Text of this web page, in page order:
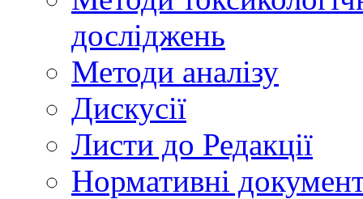
досліджень
Методи аналізу
Дискусії
Листи до Редакції
Нормативні